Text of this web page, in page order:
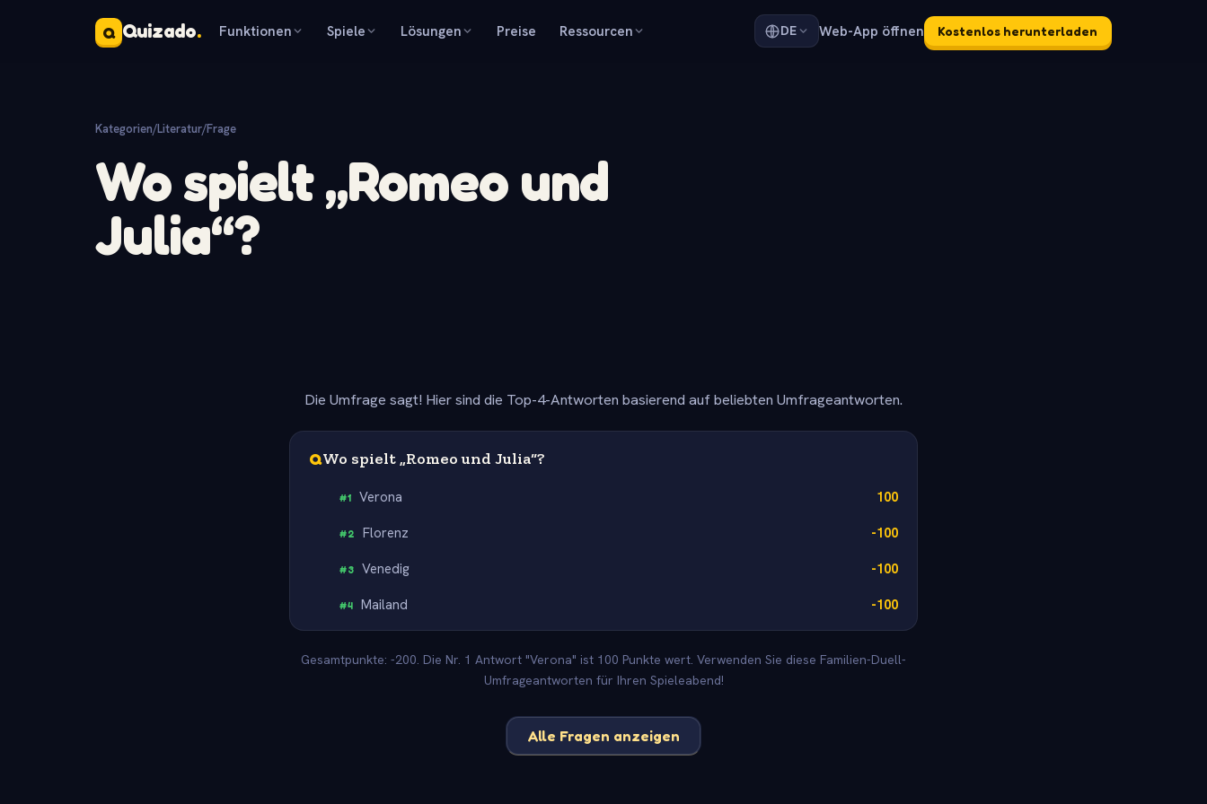
Q Quizado. Funktionen Spiele Lösungen Preise Ressourcen DE Web-App öffnen Kostenlos herunterladen
Kategorien/Literatur/Frage
Wo spielt „Romeo und
Julia“?
Die Umfrage sagt! Hier sind die Top-4-Antworten basierend auf beliebten Umfrageantworten.
QWo spielt „Romeo und Julia“?
#1 Verona 100
#2 Florenz -100
#3 Venedig -100
#4 Mailand -100
Gesamtpunkte: -200. Die Nr. 1 Antwort "Verona" ist 100 Punkte wert. Verwenden Sie diese Familien-Duell-
Umfrageantworten für Ihren Spieleabend!
Alle Fragen anzeigen